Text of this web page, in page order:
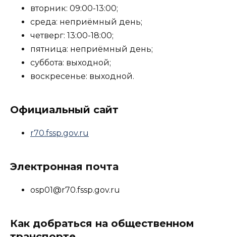
вторник: 09:00-13:00;
среда: неприёмный день;
четверг: 13:00-18:00;
пятница: неприёмный день;
суббота: выходной;
воскресенье: выходной.
Официальный сайт
r70.fssp.gov.ru
Электронная почта
osp01@r70.fssp.gov.ru
Как добраться на общественном